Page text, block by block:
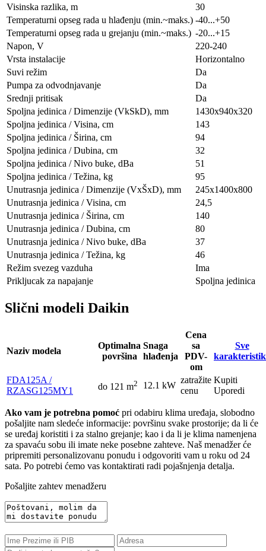
Visinska razlika, m
30
Temperaturni opseg rada u hlađenju (min.~maks.) -40...+50
Temperaturni opseg rada u grejanju (min.~maks.) -20...+15
Napon, V
220-240
Vrsta instalacije
Horizontalno
Suvi režim
Da
Pumpa za odvodnjavanje
Da
Srednji pritisak
Da
Spoljna jedinica / Dimenzije (VkSkD), mm
1430x940x320
Spoljna jedinica / Visina, сm
143
Spoljna jedinica / Širina, сm
94
Spoljna jedinica / Dubina, сm
32
Spoljna jedinica / Nivo buke, dBa
51
Spoljna jedinica / Težina, kg
95
Unutrasnja jedinica / Dimenzije (VxŠxD), mm
245x1400x800
Unutrasnja jedinica / Visina, сm
24,5
Unutrasnja jedinica / Širina, сm
140
Unutrasnja jedinica / Dubina, сm
80
Unutrasnja jedinica / Nivo buke, dBa
37
Unutrasnja jedinica / Težina, kg
46
Režim svezeg vazduha
Ima
Prikljucak za napajanje
Spoljna jedinica
Slični modeli Daikin
Naziv modela
Optimalna
površina
Snaga
hlađenja
Cena
sa
PDV-
om
Sve
FDA125A /
RZASG125MY1
do 121 m2 12.1 kW
zatražite
cenu
Kupiti
Uporedi
Ako vam je potrebna pomoć pri odabiru klima uređaja, slobodno
pošaljite nam sledeće informacije: površinu svake prostorije; da li će
se uređaj koristiti i za stalno grejanje; kao i da li je klima namenjena
za spavaću sobu ili imate neke posebne zahteve. Naš menadžer će
pripremiti personalizovanu ponudu i odgovoriti vam u roku od 24
sata. Po potrebi ćemo vas kontaktirati radi pojašnjenja detalja.
Pošaljite zahtev menadžeru